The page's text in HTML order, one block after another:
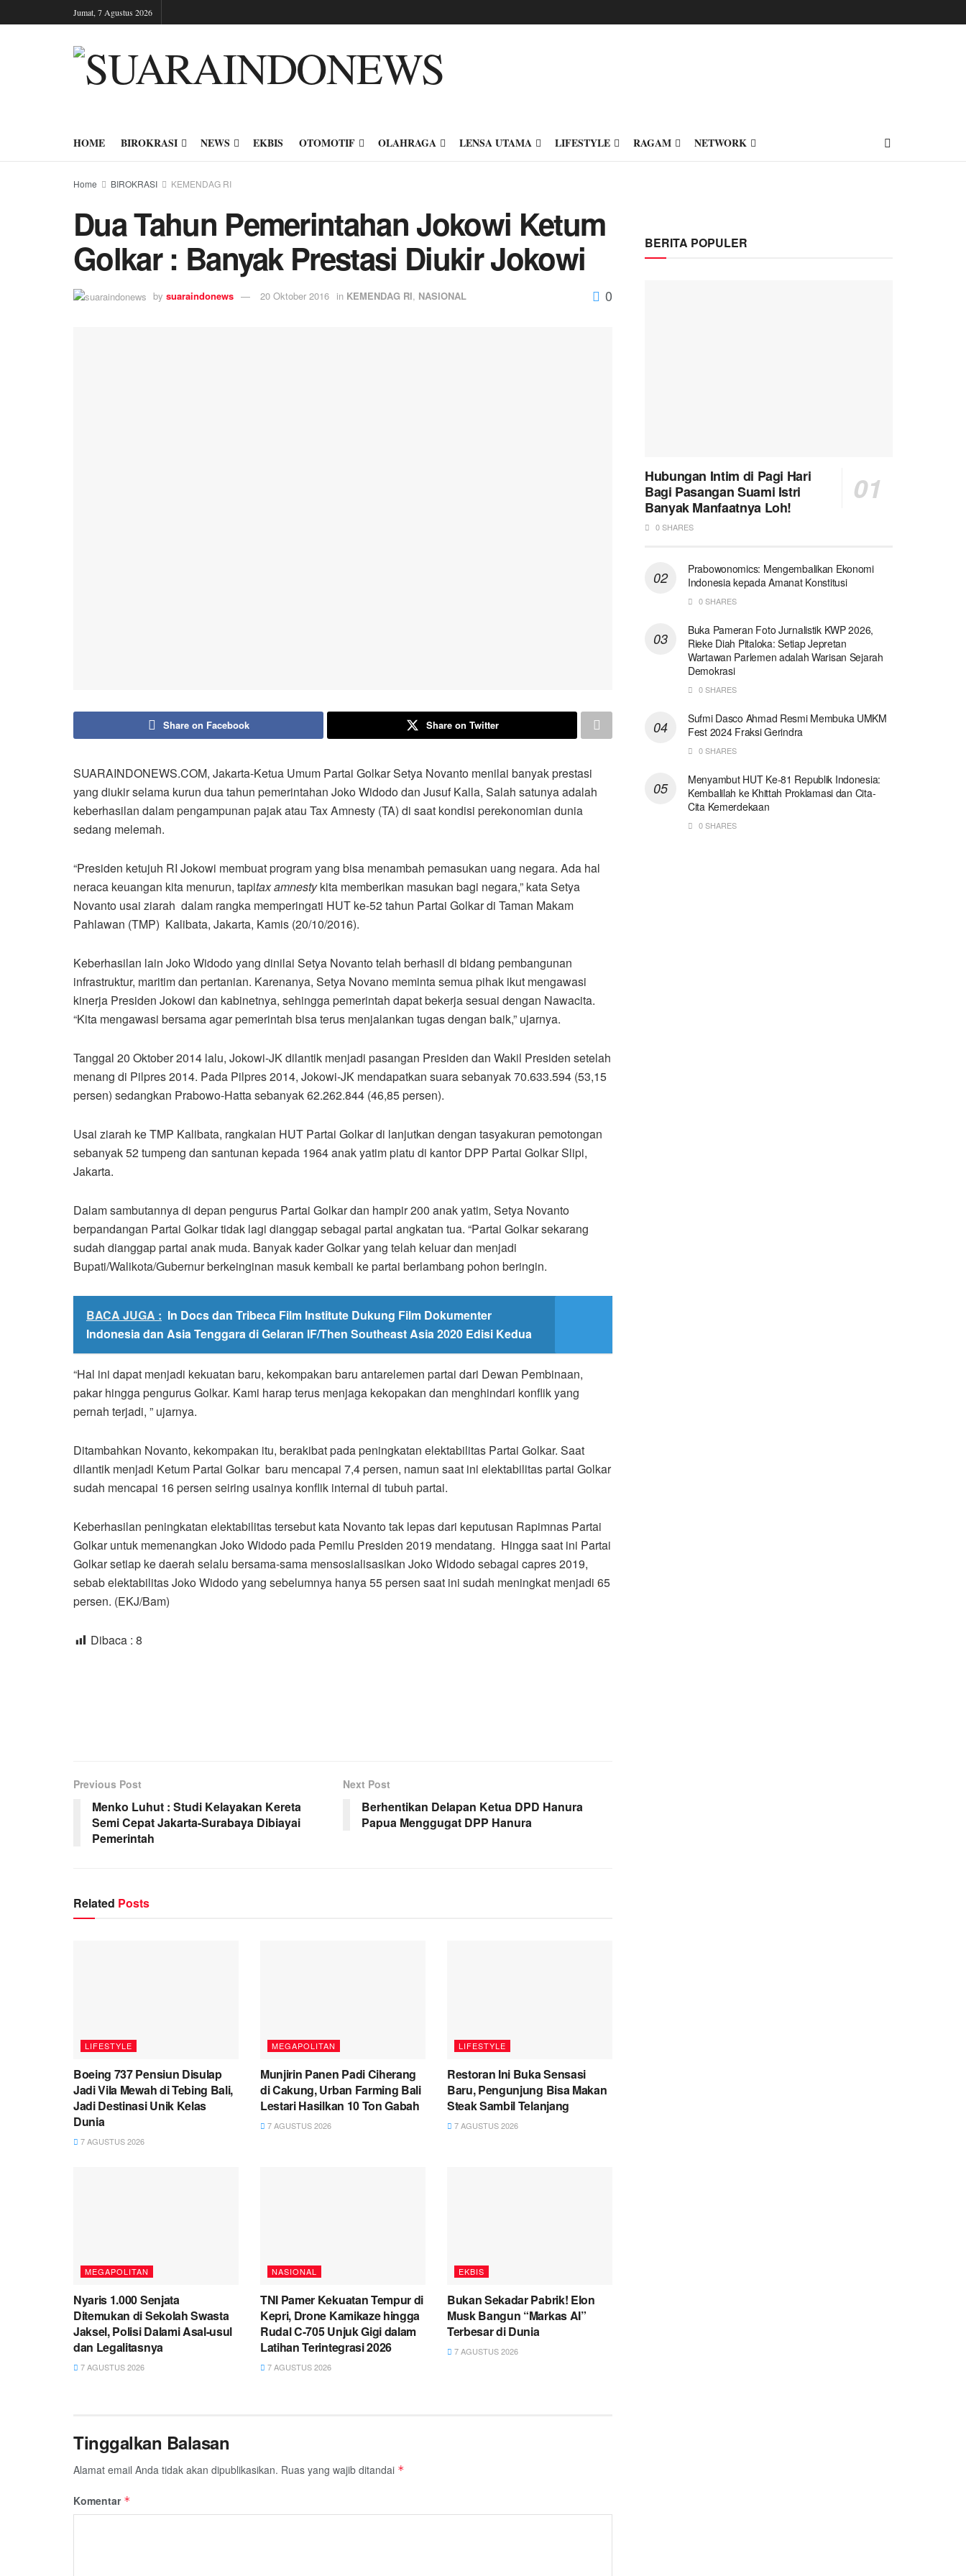
Jumat, 7 Agustus 2026
HOME BIROKRASI NEWS EKBIS OTOMOTIF OLAHRAGA LENSA UTAMA LIFESTYLE RAGAM NETWORK
Home BIROKRASI KEMENDAG RI
Dua Tahun Pemerintahan Jokowi Ketum
Golkar : Banyak Prestasi Diukir Jokowi
by suaraindonews 20 Oktober 2016 in KEMENDAG RI, NASIONAL 0
Share on Facebook Share on Twitter
SUARAINDONEWS.COM, Jakarta-Ketua Umum Partai Golkar Setya Novanto menilai banyak prestasi
yang diukir selama kurun dua tahun pemerintahan Joko Widodo dan Jusuf Kalla, Salah satunya adalah
keberhasilan dalam pengampunan pajak atau Tax Amnesty (TA) di saat kondisi perekonomian dunia
sedang melemah.
“Presiden ketujuh RI Jokowi membuat program yang bisa menambah pemasukan uang negara. Ada hal
neraca keuangan kita menurun, tapitax amnestykita memberikan masukan bagi negara,” kata Setya
Novanto usai ziarah dalam rangka memperingati HUT ke-52 tahun Partai Golkar di Taman Makam
Pahlawan (TMP) Kalibata, Jakarta, Kamis (20/10/2016).
Keberhasilan lain Joko Widodo yang dinilai Setya Novanto telah berhasil di bidang pembangunan
infrastruktur, maritim dan pertanian. Karenanya, Setya Novano meminta semua pihak ikut mengawasi
kinerja Presiden Jokowi dan kabinetnya, sehingga pemerintah dapat bekerja sesuai dengan Nawacita.
“Kita mengawasi bersama agar pemerintah bisa terus menjalankan tugas dengan baik,” ujarnya.
Tanggal 20 Oktober 2014 lalu, Jokowi-JK dilantik menjadi pasangan Presiden dan Wakil Presiden setelah
menang di Pilpres 2014. Pada Pilpres 2014, Jokowi-JK mendapatkan suara sebanyak 70.633.594 (53,15
persen) sedangkan Prabowo-Hatta sebanyak 62.262.844 (46,85 persen).
Usai ziarah ke TMP Kalibata, rangkaian HUT Partai Golkar di lanjutkan dengan tasyakuran pemotongan
sebanyak 52 tumpeng dan santunan kepada 1964 anak yatim piatu di kantor DPP Partai Golkar Slipi,
Jakarta.
Dalam sambutannya di depan pengurus Partai Golkar dan hampir 200 anak yatim, Setya Novanto
berpandangan Partai Golkar tidak lagi dianggap sebagai partai angkatan tua. “Partai Golkar sekarang
sudah dianggap partai anak muda. Banyak kader Golkar yang telah keluar dan menjadi
Bupati/Walikota/Gubernur berkeinginan masuk kembali ke partai berlambang pohon beringin.
BACA JUGA : In Docs dan Tribeca Film Institute Dukung Film Dokumenter
Indonesia dan Asia Tenggara di Gelaran lF/Then Southeast Asia 2020 Edisi Kedua
“Hal ini dapat menjadi kekuatan baru, kekompakan baru antarelemen partai dari Dewan Pembinaan,
pakar hingga pengurus Golkar. Kami harap terus menjaga kekopakan dan menghindari konflik yang
pernah terjadi, ” ujarnya.
Ditambahkan Novanto, kekompakan itu, berakibat pada peningkatan elektabilitas Partai Golkar. Saat
dilantik menjadi Ketum Partai Golkar baru mencapai 7,4 persen, namun saat ini elektabilitas partai Golkar
sudah mencapai 16 persen seiring usainya konflik internal di tubuh partai.
Keberhasilan peningkatan elektabilitas tersebut kata Novanto tak lepas dari keputusan Rapimnas Partai
Golkar untuk memenangkan Joko Widodo pada Pemilu Presiden 2019 mendatang. Hingga saat ini Partai
Golkar setiap ke daerah selalu bersama-sama mensosialisasikan Joko Widodo sebagai capres 2019,
sebab elektabilitas Joko Widodo yang sebelumnya hanya 55 persen saat ini sudah meningkat menjadi 65
persen. (EKJ/Bam)
Dibaca : 8
Previous Post
Menko Luhut : Studi Kelayakan Kereta
Semi Cepat Jakarta-Surabaya Dibiayai
Pemerintah
Next Post
Berhentikan Delapan Ketua DPD Hanura
Papua Menggugat DPP Hanura
Related Posts
LIFESTYLE
Boeing 737 Pensiun Disulap
Jadi Vila Mewah di Tebing Bali,
Jadi Destinasi Unik Kelas
Dunia
7 AGUSTUS 2026
MEGAPOLITAN
Munjirin Panen Padi Ciherang
di Cakung, Urban Farming Bali
Lestari Hasilkan 10 Ton Gabah
7 AGUSTUS 2026
LIFESTYLE
Restoran Ini Buka Sensasi
Baru, Pengunjung Bisa Makan
Steak Sambil Telanjang
7 AGUSTUS 2026
MEGAPOLITAN
Nyaris 1.000 Senjata
Ditemukan di Sekolah Swasta
Jaksel, Polisi Dalami Asal-usul
dan Legalitasnya
7 AGUSTUS 2026
NASIONAL
TNI Pamer Kekuatan Tempur di
Kepri, Drone Kamikaze hingga
Rudal C-705 Unjuk Gigi dalam
Latihan Terintegrasi 2026
7 AGUSTUS 2026
EKBIS
Bukan Sekadar Pabrik! Elon
Musk Bangun “Markas AI”
Terbesar di Dunia
7 AGUSTUS 2026
Tinggalkan Balasan
Alamat email Anda tidak akan dipublikasikan. Ruas yang wajib ditandai *
Komentar *
BERITA POPULER
Hubungan Intim di Pagi Hari
Bagi Pasangan Suami Istri
Banyak Manfaatnya Loh!
0 SHARES
Prabowonomics: Mengembalikan Ekonomi
Indonesia kepada Amanat Konstitusi
0 SHARES
Buka Pameran Foto Jurnalistik KWP 2026,
Rieke Diah Pitaloka: Setiap Jepretan
Wartawan Parlemen adalah Warisan Sejarah
Demokrasi
0 SHARES
Sufmi Dasco Ahmad Resmi Membuka UMKM
Fest 2024 Fraksi Gerindra
0 SHARES
Menyambut HUT Ke-81 Republik Indonesia:
Kembalilah ke Khittah Proklamasi dan Cita-
Cita Kemerdekaan
0 SHARES